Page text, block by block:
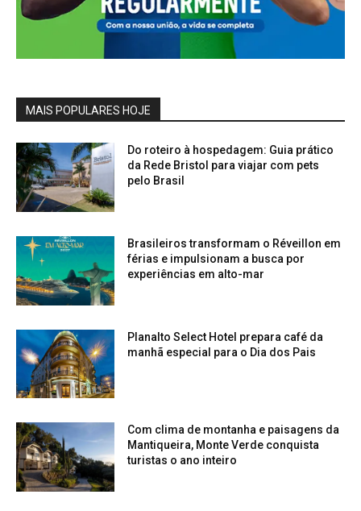
MAIS POPULARES HOJE
Do roteiro à hospedagem: Guia prático
da Rede Bristol para viajar com pets
pelo Brasil
Brasileiros transformam o Réveillon em
férias e impulsionam a busca por
experiências em alto-mar
Planalto Select Hotel prepara café da
manhã especial para o Dia dos Pais
Com clima de montanha e paisagens da
Mantiqueira, Monte Verde conquista
turistas o ano inteiro